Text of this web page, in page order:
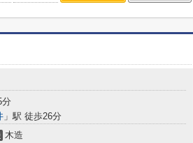
分
」駅 徒歩26分
木造